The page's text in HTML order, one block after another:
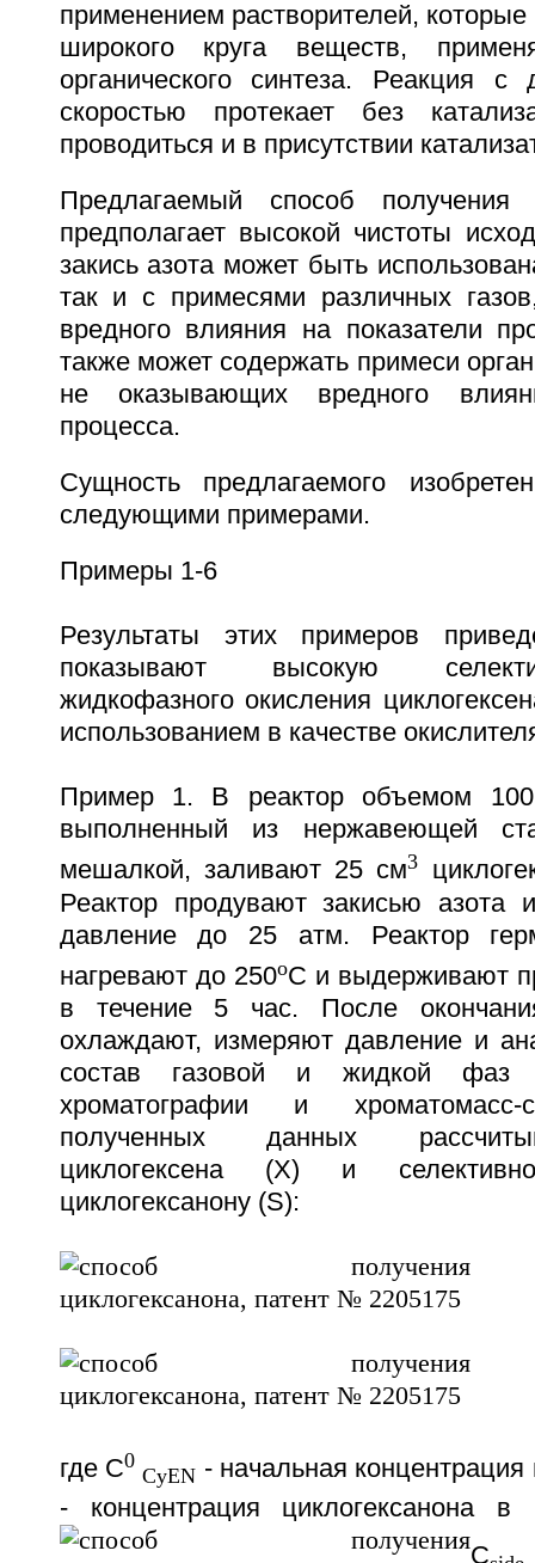
применением растворителей, которые
широкого круга веществ,
органического синтеза. Реакция с
скоростью протекает без
проводиться и в присутствии
Предлагаемый способ получения
предполагает высокой чистоты
закись азота может быть
так и с примесями различных
вредного влияния на показатели
также может содержать примеси
не оказывающих вредного
процесса.
Сущность предлагаемого
следующими примерами.
Примеры 1-6
Результаты этих примеров
показывают высокую
жидкофазного окисления
использованием в качестве
Пример 1. В реактор объемом
выполненный из нержавеющей
мешалкой, заливают 25 см3
Реактор продувают закисью азота
давление до 25 атм. Реактор
нагревают до 250oС и выдерживают
в течение 5 час. После
охлаждают, измеряют давление и
состав газовой и жидкой фаз
хроматографии и хроматомасс-
полученных данных
циклогексена (X) и
циклогексанону (S):
где С0
CyEN - начальная концентрация
- концентрация циклогексанона в
C